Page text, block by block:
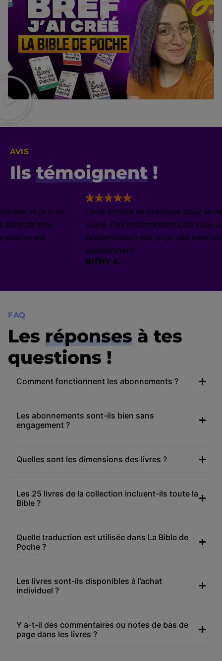
AVIS
Ils témoignent !
je suis
très
est
Livre simple et pratique pour la vie de
jours. Pas encombrants du tout. La
présentation est originale avec un sujet
passionnant.
RITHY K.
FAQ
Les réponses à tes
questions !
Comment fonctionnent les abonnements ?
Les abonnements sont-ils bien sans
engagement ?
Quelles sont les dimensions des livres ?
Les 25 livres de la collection incluent-ils toute la
Bible ?
Quelle traduction est utilisée dans La Bible de
Poche ?
Les livres sont-ils disponibles à l’achat
individuel ?
Y a-t-il des commentaires ou notes de bas de
page dans les livres ?